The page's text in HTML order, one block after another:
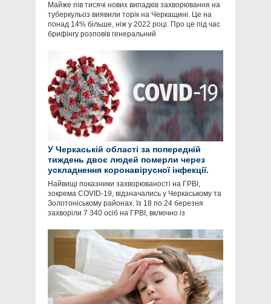
Майже пів тисячі нових випадків захворювання на
туберкульоз виявили торік на Черкащині. Це на
понад 14% більше, ніж у 2022 році. Про це під час
брифінгу розповів генеральний
У Черкаській області за попередній
тиждень двоє людей померли через
ускладнення коронавірусної інфекції.
Найвищі показники захворюваності на ГРВІ,
зокрема COVID-19, відзначались у Черкаському та
Золотоніському районах. Із 18 по 24 березня
захворіли 7 340 осіб на ГРВІ, включно із